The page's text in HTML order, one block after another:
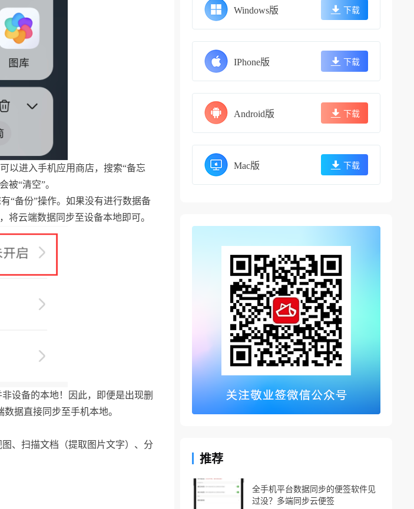
以进入手机应用商店，搜索“备忘
被“清空”。
“备份”操作。如果没有进行数据备
将云端数据同步至设备本地即可。
设备的本地！因此，即便是出现删
据直接同步至手机本地。
、扫描文档（提取图片文字）、分
Windows版 下载
IPhone版 下载
Android版 下载
Mac版 下载
推荐
全手机平台数据同步的便签软件见
过没？多端同步云便签